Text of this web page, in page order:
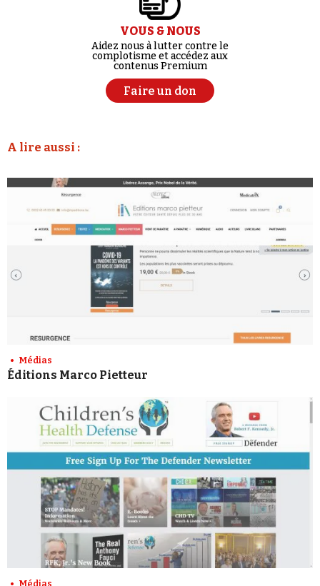
VOUS & NOUS
Aidez nous à lutter contre le
complotisme et accédez aux
contenus Premium
Faire un don
A lire aussi :
Médias
Éditions Marco Pietteur
Médias